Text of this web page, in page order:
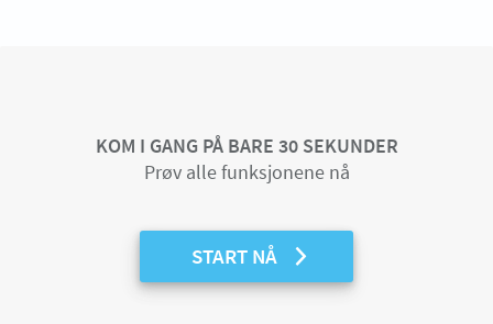
KOM I GANG PÅ BARE 30 SEKUNDER
Prøv alle funksjonene nå
START NÅ